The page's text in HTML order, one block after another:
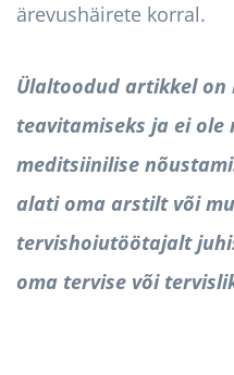
ärevushäirete korral.
Ülaltoodud artikkel on
teavitamiseks ja ei
meditsiinilise
alati oma arstilt või
tervishoiutöötajalt
oma tervise või